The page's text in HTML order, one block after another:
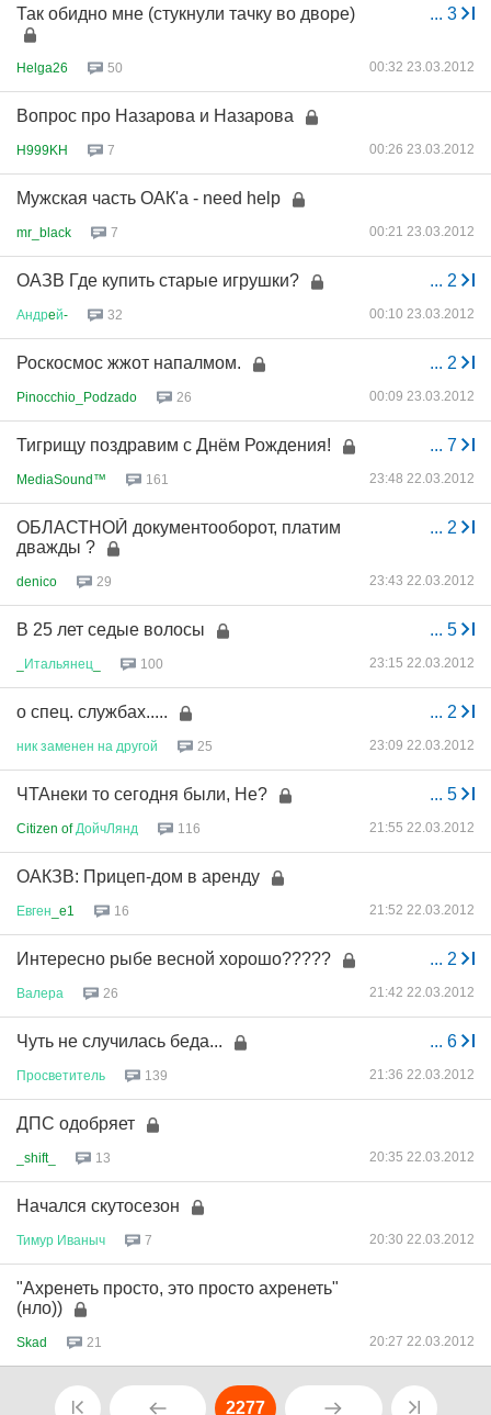
... 3
Так обидно мне (стукнули тачку во дворе)
Helga26 50 00:32 23.03.2012
Вопрос про Назарова и Назарова
H999KH 7 00:26 23.03.2012
Мужская часть ОАК'а - need help
mr_black 7 00:21 23.03.2012
... 2
ОАЗВ Где купить старые игрушки?
Андрeй- 32 00:10 23.03.2012
... 2
Роскосмос жжот напалмом.
Pinocchio_Podzado 26 00:09 23.03.2012
... 7
Тигрищу поздравим с Днём Рождения!
MediaSound™ 161 23:48 22.03.2012
... 2
ОБЛАСТНОЙ документооборот, платим
дважды ?
denico 29 23:43 22.03.2012
... 5
В 25 лет седые волосы
Итальянец 100 23:15 22.03.2012
... 2
о спец. службах.....
ник заменен на другой 25 23:09 22.03.2012
... 5
ЧТАнеки то сегодня были, Не?
Citizen of ДойчЛянд 116 21:55 22.03.2012
ОАКЗВ: Прицеп-дом в аренду
Евген _e1 16 21:52 22.03.2012
... 2
Интересно рыбе весной хорошо?????
Валера 26 21:42 22.03.2012
... 6
Чуть не случилась беда...
Просветитель 139 21:36 22.03.2012
ДПС одобряет
_shift_ 13 20:35 22.03.2012
Начался скутосезон
Тимур Иваныч 7 20:30 22.03.2012
"Ахренеть просто, это просто ахренеть"
(нло))
Skad 21 20:27 22.03.2012
2277